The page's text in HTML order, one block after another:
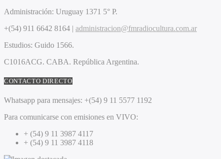
Administración: Uruguay 1371 5° P.
+(54) 911 6642 8164 | administracion@fmradiocultura.com.ar
Estudios: Guido 1566.
C1016ACG. CABA. República Argentina.
CONTACTO DIRECTO
Whatsapp para mensajes: +(54) 9 11 5577 1192
Para comunicarse con emisiones en VIVO:
+ (54) 9 11 3987 4117
+ (54) 9 11 3987 4118